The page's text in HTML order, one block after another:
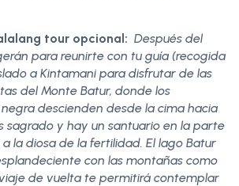
tour opcional: Después del
para reunirte con tu guía (recogida
a Kintamani para disfrutar de las
del Monte Batur, donde los
descienden desde la cima hacia
sagrado y hay un santuario en la parte
la diosa de la fertilidad. El lago Batur
con las montañas como
de vuelta te permitirá contemplar